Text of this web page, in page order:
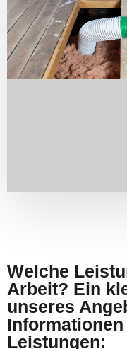
Welche
Arbeit? Ein
unseres
Leistungen: